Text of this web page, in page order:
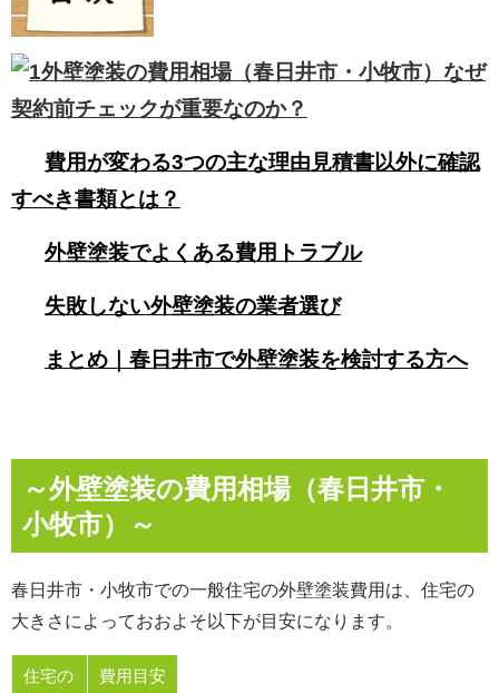
外壁塗装の費用相場（春日井市・小牧市）なぜ
契約前チェックが重要なのか？
費用が変わる3つの主な理由見積書以外に確認
すべき書類とは？
外壁塗装でよくある費用トラブル
失敗しない外壁塗装の業者選び
まとめ｜春日井市で外壁塗装を検討する方へ
～外壁塗装の費用相場（春日井市・
小牧市）～
春日井市・小牧市での一般住宅の外壁塗装費用は、住宅の
大きさによっておおよそ以下が目安になります。
住宅の
費用目安